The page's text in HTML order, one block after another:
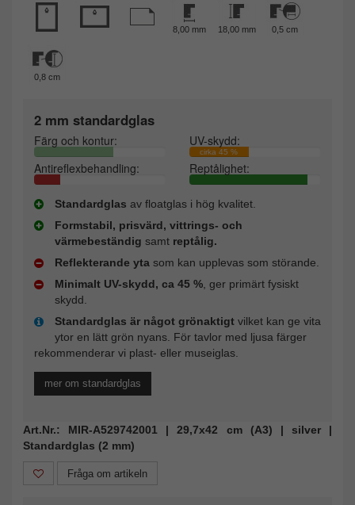
8,00 mm 18,00 mm 0,5 cm
0,8 cm
2 mm standardglas
Färg och kontur: UV-skydd:
cirka 45 %
Antireflexbehandling: Reptålighet:
Standardglas av floatglas i hög kvalitet.
Formstabil, prisvärd, vittrings- och
värmebeständig samt reptålig.
Reflekterande yta som kan upplevas som störande.
Minimalt UV-skydd, ca 45 % , ger primärt fysiskt
skydd.
Standardglas är något grönaktigt vilket kan ge vita
ytor en lätt grön nyans. För tavlor med ljusa färger
rekommenderar vi plast- eller museiglas.
mer om standardglas
Art.Nr.: MIR-A529742001 | 29,7x42 cm (A3) | silver |
Standardglas (2 mm)
Fråga om artikeln